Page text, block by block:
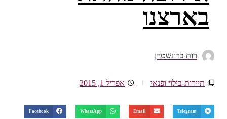
בארצנו
רות ברונשטיין
תיירות-בילוי ופנאי אפריל 1, 2015
Telegram
Email
WhatsApp
Facebook